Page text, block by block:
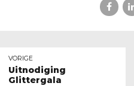
VORIGE
Uitnodiging
Glittergala